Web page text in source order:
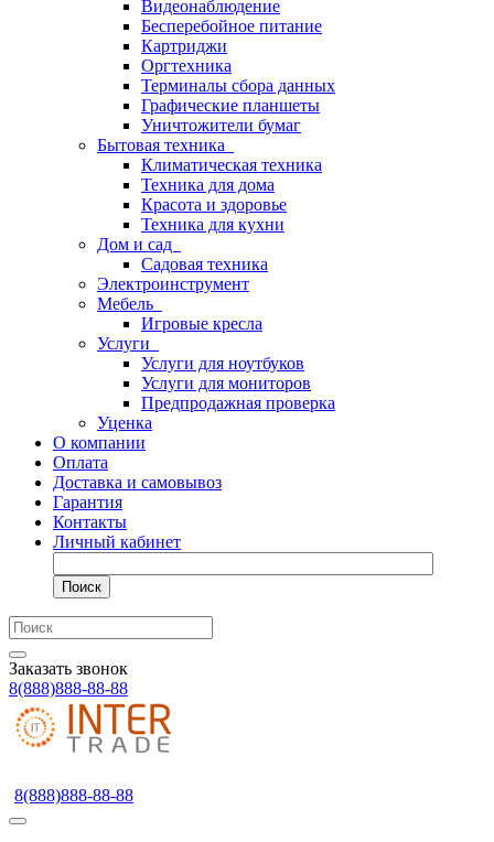
Видеонаблюдение
Бесперебойное питание
Картриджи
Оргтехника
Терминалы сбора данных
Графические планшеты
Уничтожители бумаг
Бытовая техника
Климатическая техника
Техника для дома
Красота и здоровье
Техника для кухни
Дом и сад
Садовая техника
Электроинструмент
Мебель
Игровые кресла
Услуги
Услуги для ноутбуков
Услуги для мониторов
Предпродажная проверка
Уценка
О компании
Оплата
Доставка и самовывоз
Гарантия
Контакты
Личный кабинет
Поиск
Заказать звонок
8(888)888-88-88
8(888)888-88-88